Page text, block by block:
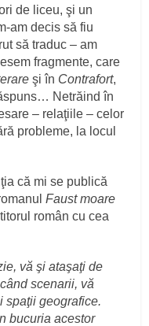
de liceu, şi un
am decis să fiu
să traduc – am
fragmente, care
şi în Contrafort,
Netrăind în
– relaţiile – celor
probleme, la locul
că mi se publică
Faust moare
român cu cea
vă şi ataşaţi de
scenarii, vă
spaţii geografice.
bucuria acestor